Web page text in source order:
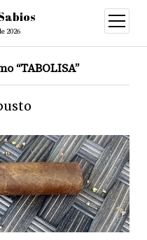
2026
abrir
menú
“TABOLISA”